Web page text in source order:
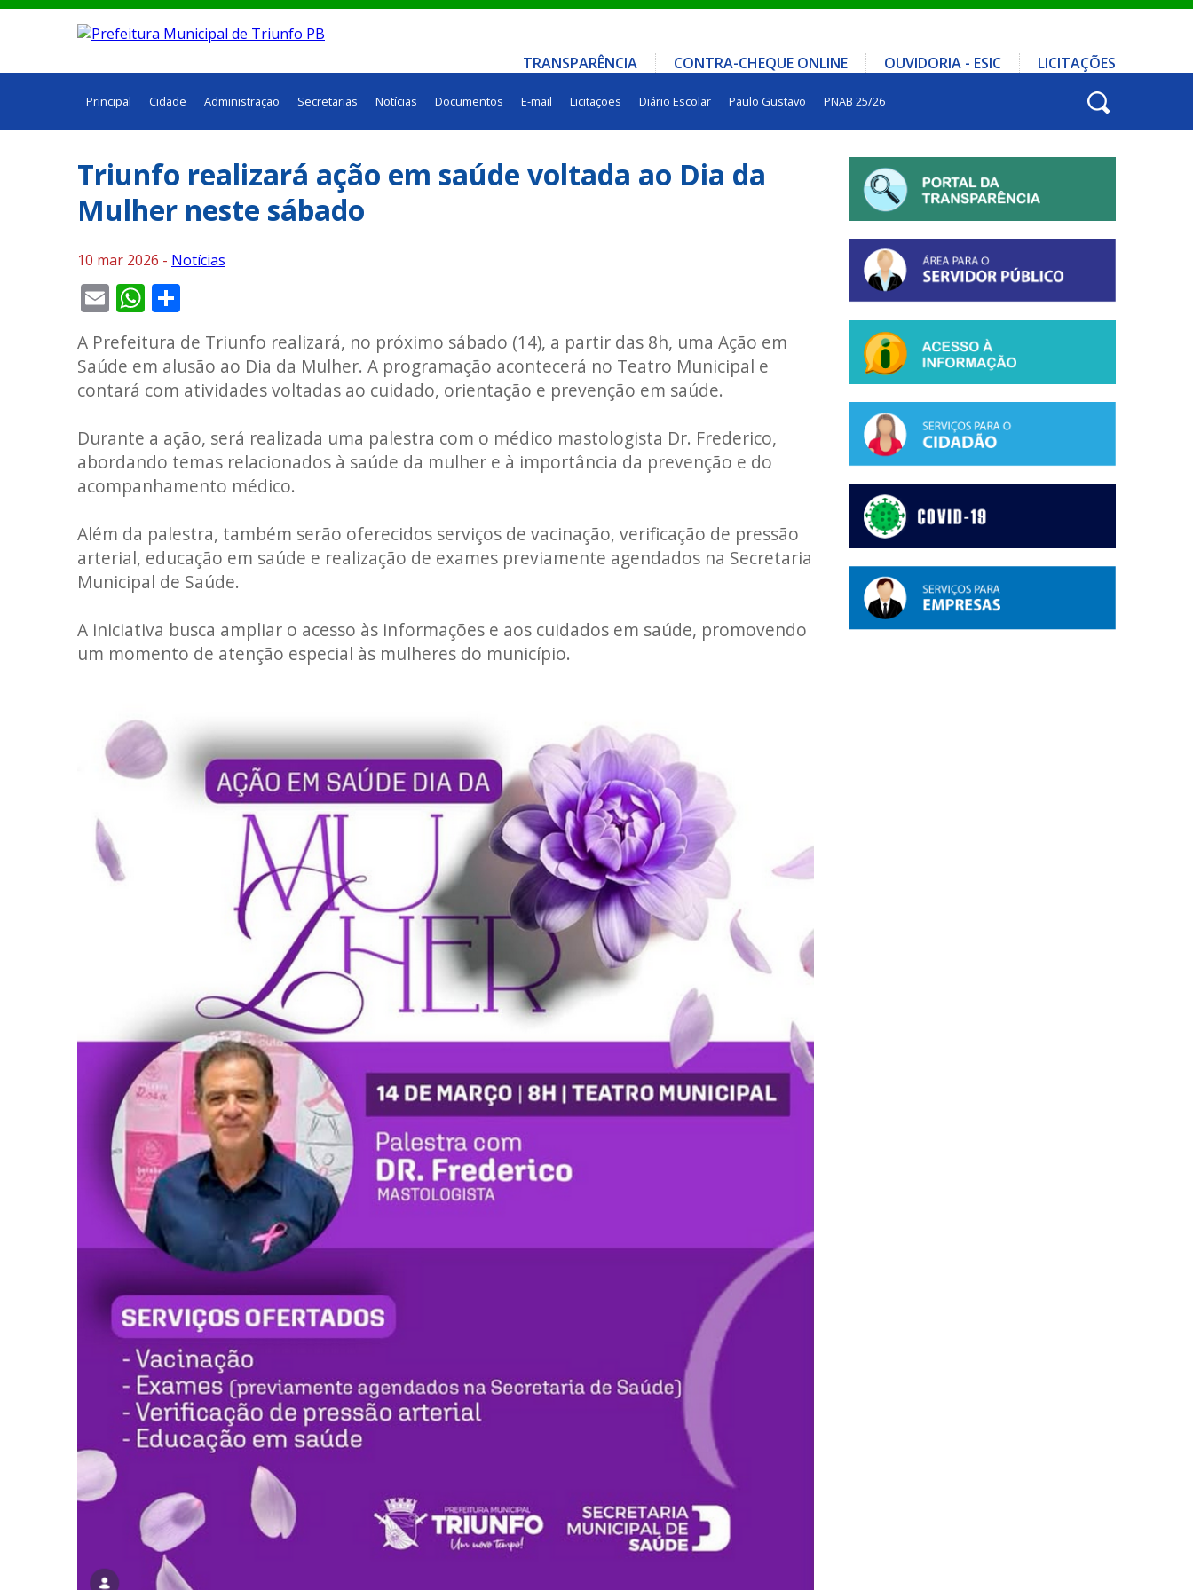
TRANSPARÊNCIA CONTRA-CHEQUE ONLINE OUVIDORIA - ESIC LICITAÇÕES
Principal Cidade Administração Secretarias Notícias Documentos E-mail Licitações Diário Escolar Paulo Gustavo PNAB 25/26
Triunfo realizará ação em saúde voltada ao Dia da
Mulher neste sábado
10 mar 2026 - Notícias
EmailWhatsApp
A Prefeitura de Triunfo realizará, no próximo sábado (14), a partir das 8h, uma Ação em
Saúde em alusão ao Dia da Mulher. A programação acontecerá no Teatro Municipal e
contará com atividades voltadas ao cuidado, orientação e prevenção em saúde.
Durante a ação, será realizada uma palestra com o médico mastologista Dr. Frederico,
abordando temas relacionados à saúde da mulher e à importância da prevenção e do
acompanhamento médico.
Além da palestra, também serão oferecidos serviços de vacinação, verificação de pressão
arterial, educação em saúde e realização de exames previamente agendados na Secretaria
Municipal de Saúde.
A iniciativa busca ampliar o acesso às informações e aos cuidados em saúde, promovendo
um momento de atenção especial às mulheres do município.